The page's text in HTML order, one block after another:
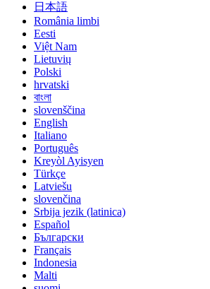
日本語
România limbi
Eesti
Việt Nam
Lietuvių
Polski
hrvatski
বাংলা
slovenščina
English
Italiano
Português
Kreyòl Ayisyen
Türkçe
Latviešu
slovenčina
Srbija jezik (latinica)
Español
Български
Français
Indonesia
Malti